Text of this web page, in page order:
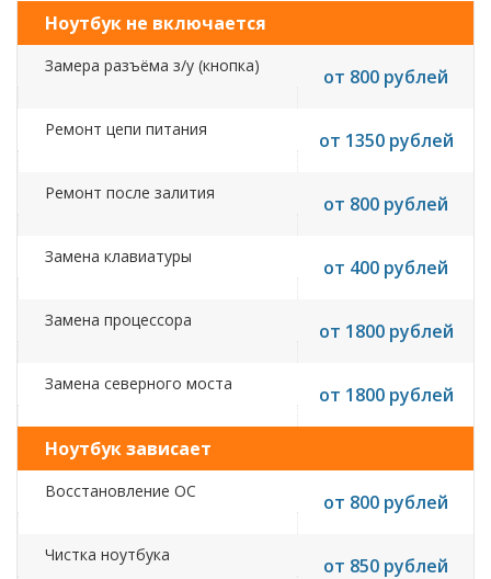
Ноутбук не включается
Замера разъёма з/у (кнопка) от 800 рублей
Ремонт цепи питания от 1350 рублей
Ремонт после залития от 800 рублей
Замена клавиатуры от 400 рублей
Замена процессора от 1800 рублей
Замена северного моста от 1800 рублей
Ноутбук зависает
Восстановление ОС от 800 рублей
Чистка ноутбука от 850 рублей